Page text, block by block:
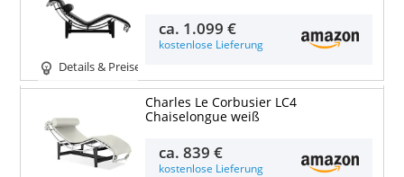
Details & Preise
ca. 1.099 €
kostenlose Lieferung
Charles Le Corbusier LC4
Chaiselongue weiß
ca.839 €
kostenlose Lieferung